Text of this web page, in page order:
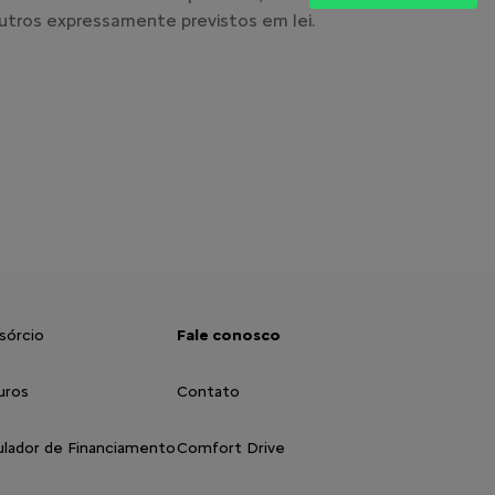
expressamente previstos em lei.
de Financiamento
Fale conosco
Contato
Comfort Drive